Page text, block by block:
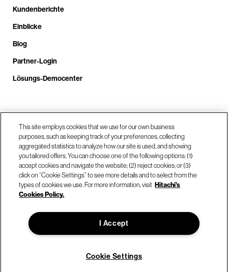
Kundenberichte
Einblicke
Blog
Partner-Login
Lösungs-Democenter
Unsere Standorte
Kontaktieren Sie uns
© Hitachi Vantara LLC 2026. Alle Rechte vorbehalten.
Nutzungsbedingungen
Datenschutzerklärung
Rechtliches
This site employs cookies that we use for our own business
purposes, such as keeping track of your preferences, collecting
aggregated statistics to analyze how our site is used, and showing
you tailored offers. You can choose one of the following options: (1)
accept cookies and navigate the website; (2) reject cookies; or (3)
click on “Cookie Settings” to see more details and to select from the
types of cookies we use. For more information, visit Hitachi's
Cookies Policy.
I Accept
Cookie Settings